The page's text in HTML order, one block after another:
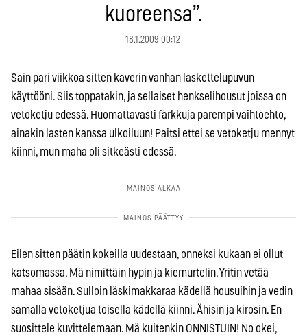
kuoreensa”.
18.1.2009 00:12
Sain pari viikkoa sitten kaverin vanhan laskettelupuvun
käyttööni. Siis toppatakin, ja sellaiset henkselihousut joissa on
vetoketju edessä. Huomattavasti farkkuja parempi vaihtoehto,
ainakin lasten kanssa ulkoiluun! Paitsi ettei se vetoketju mennyt
kiinni, mun maha oli sitkeästi edessä.
Eilen sitten päätin kokeilla uudestaan, onneksi kukaan ei ollut
katsomassa. Mä nimittäin hypin ja kiemurtelin. Yritin vetää
mahaa sisään. Sulloin läskimakkaraa kädellä housuihin ja vedin
samalla vetoketjua toisella kädellä kiinni. Ähisin ja kirosin. En
suosittele kuvittelemaan. Mä kuitenkin ONNISTUIN! No okei,